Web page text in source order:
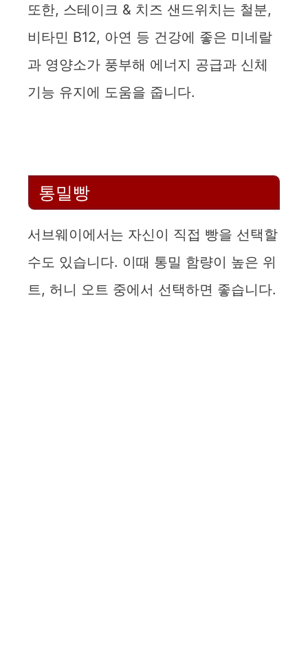
또한, 스테이크 & 치즈 샌드위치는 철분,
비타민 B12, 아연 등 건강에 좋은 미네랄
과 영양소가 풍부해 에너지 공급과 신체
기능 유지에 도움을 줍니다.
통밀빵
서브웨이에서는 자신이 직접 빵을 선택할
수도 있습니다. 이때 통밀 함량이 높은 위
트, 허니 오트 중에서 선택하면 좋습니다.